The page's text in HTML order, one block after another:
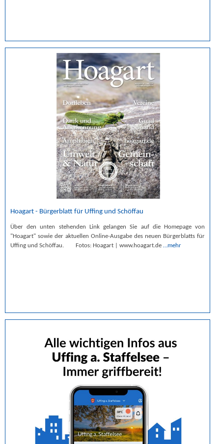
Hoagart - Bürgerblatt für Uffing und Schöffau
Über den unten stehenden Link gelangen Sie auf die Homepage von
"Hoagart" sowie der aktuellen Online-Ausgabe des neuen Bürgerblatts für
Uffing und Schöffau. Fotos: Hoagart | www.hoagart.de …mehr